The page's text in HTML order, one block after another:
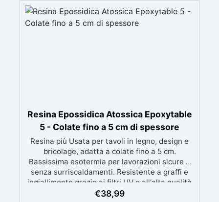
Certificata Atossica post catalisi per contatto
con la pelle, BPA free e VoC Free
Resina Epossidica Atossica Epoxytable
5 - Colate fino a 5 cm di spessore
Resina più Usata per tavoli in legno, design e
bricolage, adatta a colate fino a 5 cm.
Bassissima esotermia per lavorazioni sicure e
senza surriscaldamenti. Resistente a graffi e
ingiallimento grazie ai filtri UV e all'alta qualità
meccanica. Bassa viscosità per eliminare bolle
€38,99